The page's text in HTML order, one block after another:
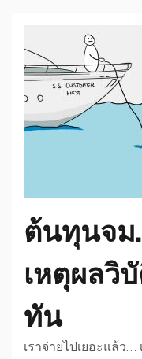
ต้นทุนจม
เหตุผลวิ
ทัน
เราจ่ายไปเยอะแล้ว